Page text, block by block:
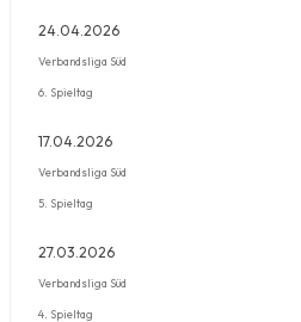
24.04.2026
Verbandsliga Süd
6. Spieltag
17.04.2026
Verbandsliga Süd
5. Spieltag
27.03.2026
Verbandsliga Süd
4. Spieltag